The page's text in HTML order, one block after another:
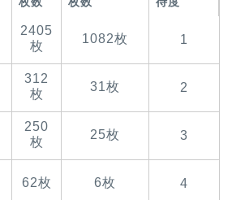
2405
枚
1082枚 1
312
枚
31枚 2
250
枚
25枚 3
62枚 6枚 4